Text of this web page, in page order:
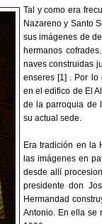
Tal y como era
Nazareno y Santo
sus imágenes de
hermanos
naves construidas
enseres [1] . Por lo
en el edifico de El
de la parroquia de
su actual sede.
Era tradición en la
las imágenes en
desde allí
presidente don
Hermandad
Antonio. En ella se